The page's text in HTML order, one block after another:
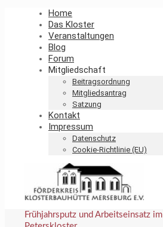
Home
Das Kloster
Veranstaltungen
Blog
Forum
Mitgliedschaft
Beitragsordnung
Mitgliedsantrag
Satzung
Kontakt
Impressum
Datenschutz
Cookie-Richtlinie (EU)
Frühjahrsputz und Arbeitseinsatz im